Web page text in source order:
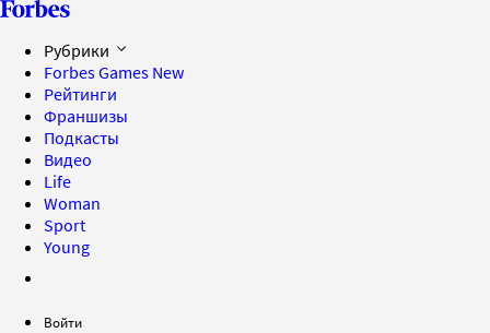
Рубрики
Forbes Games New
Рейтинги
Франшизы
Подкасты
Видео
Life
Woman
Sport
Young
Войти